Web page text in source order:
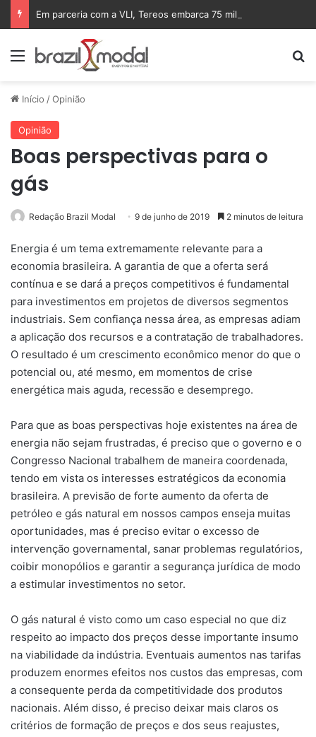
Menu
Início /Opinião
Opinião
Boas perspectivas para o
gás
Redação Brazil Modal 9 de junho de 2019 2 minutos de leitura
Energia é um tema extremamente relevante para a
economia brasileira. A garantia de que a oferta será
contínua e se dará a preços competitivos é fundamental
para investimentos em projetos de diversos segmentos
industriais. Sem confiança nessa área, as empresas adiam
a aplicação dos recursos e a contratação de trabalhadores.
O resultado é um crescimento econômico menor do que o
potencial ou, até mesmo, em momentos de crise
energética mais aguda, recessão e desemprego.
Para que as boas perspectivas hoje existentes na área de
energia não sejam frustradas, é preciso que o governo e o
Congresso Nacional trabalhem de maneira coordenada,
tendo em vista os interesses estratégicos da economia
brasileira. A previsão de forte aumento da oferta de
petróleo e gás natural em nossos campos enseja muitas
oportunidades, mas é preciso evitar o excesso de
intervenção governamental, sanar problemas regulatórios,
coibir monopólios e garantir a segurança jurídica de modo
a estimular investimentos no setor.
O gás natural é visto como um caso especial no que diz
respeito ao impacto dos preços desse importante insumo
na viabilidade da indústria. Eventuais aumentos nas tarifas
produzem enormes efeitos nos custos das empresas, com
a consequente perda da competitividade dos produtos
nacionais. Além disso, é preciso deixar mais claros os
critérios de formação de preços e dos seus reajustes,